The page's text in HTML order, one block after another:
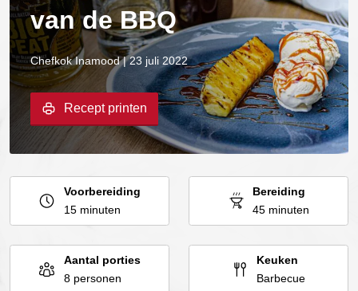
van de BBQ
Chefkok Inamood | 23 juli 2022
Recept printen
Voorbereiding
15 minuten
Bereiding
45 minuten
Aantal porties
8 personen
Keuken
Barbecue